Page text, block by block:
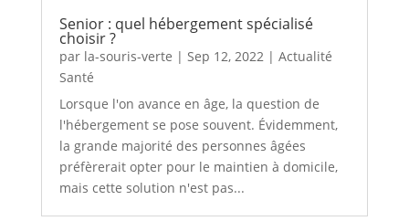
Senior : quel hébergement spécialisé
choisir ?
par la-souris-verte | Sep 12, 2022| Actualité
Santé
Lorsque l'on avance en âge, la question de
l'hébergement se pose souvent. Évidemment,
la grande majorité des personnes âgées
préfèrerait opter pour le maintien à domicile,
mais cette solution n'est pas...